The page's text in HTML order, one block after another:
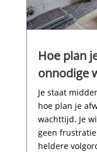
Hoe plan
onnodige
Je staat
hoe plan je
wachttijd.​ Je
geen
heldere